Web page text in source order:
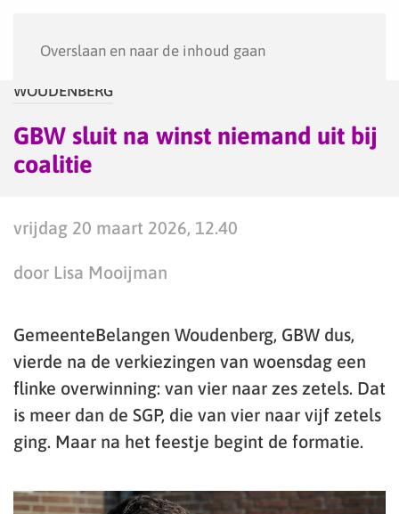
Overslaan en naar de inhoud gaan
WOUDENBERG
GBW sluit na winst niemand uit bij
coalitie
vrijdag 20 maart 2026, 12.40
door Lisa Mooijman
GemeenteBelangen Woudenberg, GBW dus,
vierde na de verkiezingen van woensdag een
flinke overwinning: van vier naar zes zetels. Dat
is meer dan de SGP, die van vier naar vijf zetels
ging. Maar na het feestje begint de formatie.